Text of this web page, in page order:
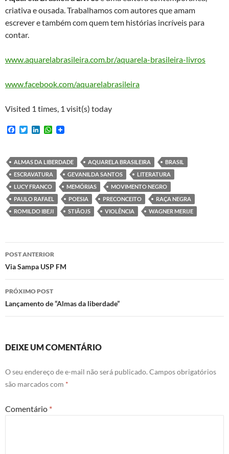
criativa e ousada. Trabalhamos com autores que amam
escrever e também com quem tem histórias incríveis para
contar.
www.aquarelabrasileira.com.br/aquarela-brasileira-livros
www.facebook.com/aquarelabrasileira
Visited 1 times, 1 visit(s) today
F
b
o
o
k
T
t
e
r
e
d
I
n
W
s
A
p
ALMAS DA LIBERDADE AQUARELA BRASILEIRA
BRASIL
ESCRAVATURA
GEVANILDA SANTOS
LITERATURA
LUCY FRANCO
MEMÓRIAS
MOVIMENTO NEGRO
PAULO RAFAEL
POESIA PRECONCEITO
RAÇA NEGRA
ROMILDO IBEJI
STIÃOJS VIOLÊNCIA WAGNER MERIJE
Navegação
de
posts
POST ANTERIOR
Via Sampa USP FM
PRÓXIMO POST
Lançamento de “Almas da liberdade”
DEIXE UM COMENTÁRIO
O seu endereço de e-mail não será publicado. Campos obrigatórios
são marcados com *
Comentário *